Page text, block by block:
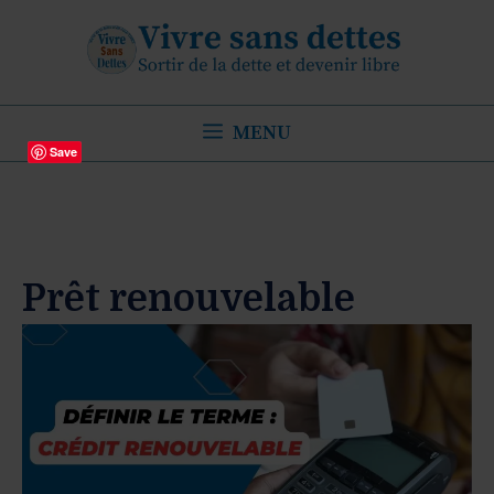
MENU
Prêt renouvelable
Save